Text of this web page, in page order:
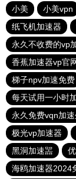
小美
小美vpn
纸飞机加速器
永久不收费的vp
香蕉加速器vp官
梯子npv加速免费
每天试用一小时
永久免费vqn加
极光vp加速器
黑洞加速噐
海鸥加速器2024